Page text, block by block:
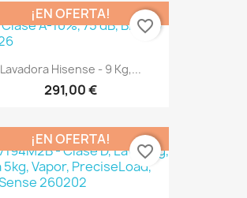
Lavadora Hisense - 9 Kg,...
291,00 €
¡EN OFERTA!
favorite_border
¡EN OFERTA!
favorite_border